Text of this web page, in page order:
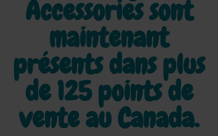
Accessories sont
maintenant
présents dans plus
de125 points de
vente au Canada.